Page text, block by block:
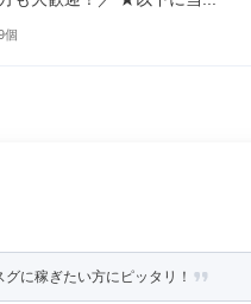
個
に稼ぎたい方にピッタリ！